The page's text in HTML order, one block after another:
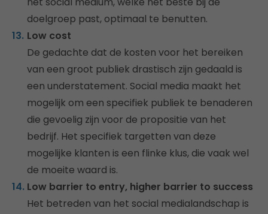
doelgroep past, optimaal te benutten.
Low cost
De gedachte dat de kosten voor het bereiken
van een groot publiek drastisch zijn gedaald is
een understatement. Social media maakt het
mogelijk om een specifiek publiek te benaderen
die gevoelig zijn voor de propositie van het
bedrijf. Het specifiek targetten van deze
mogelijke klanten is een flinke klus, die vaak wel
de moeite waard is.
Low barrier to entry, higher barrier to success
Het betreden van het social medialandschap is